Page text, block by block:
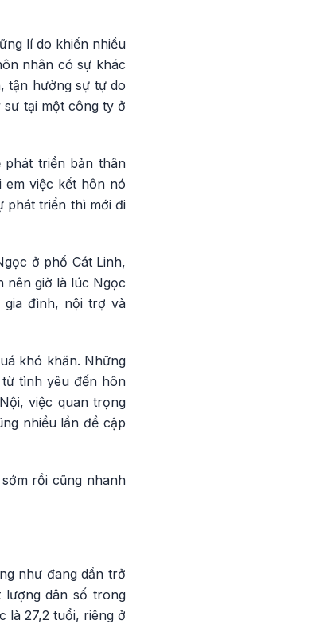
lí do khiến nhiều
nhân có sự khác
tận hưởng sự tự do
tại một công ty ở
phát triển bản thân
em việc kết hôn nó
phát triển thì mới đi
ở phố Cát Linh,
nên giờ là lúc Ngọc
gia đình, nội trợ và
khó khăn. Những
tình yêu đến hôn
việc quan trọng
nhiều lần đề cập
rồi cũng nhanh
như đang dần trở
dân số trong
là 27,2 tuổi, riêng ở